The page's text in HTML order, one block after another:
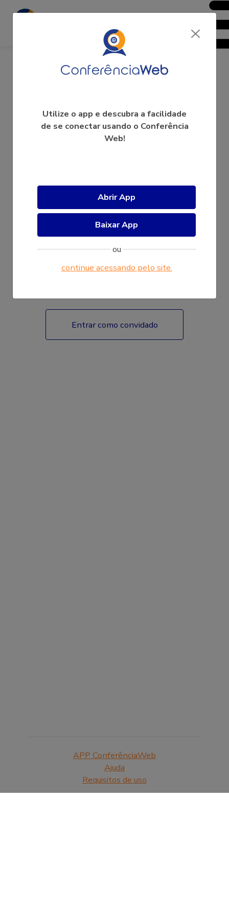
ENSP3 - Fiocruz
A videoconferência ainda não começou.
Entrar como convidado
APP ConferênciaWeb
Ajuda
Requisitos de uso
Utilize o app e descubra a facilidade
de se conectar usando o Conferência
Web!
Abrir App
Baixar App
ou
continue acessando pelo site.